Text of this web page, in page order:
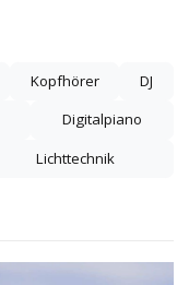
Kopfhörer
DJ
Digitalpiano
Lichttechnik